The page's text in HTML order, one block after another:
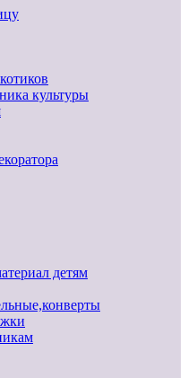
культуры
детям